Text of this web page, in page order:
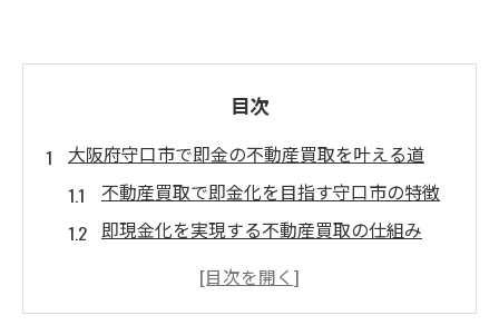
目次
大阪府守口市で即金の不動産買取を叶える道
不動産買取で即金化を目指す守口市の特徴
即現金化を実現する不動産買取の仕組み
守口市で不動産買取を選ぶべき理由とは